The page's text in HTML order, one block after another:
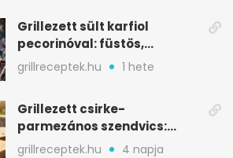
Grillezett sült karfiol
pecorinóval: füstös,
karamellizált nyári kedvenc
grillreceptek.hu 1 hete
Grillezett csirke-
parmezános szendvics:
ropogós csirke, olvadó sajt
grillreceptek.hu 4 napja